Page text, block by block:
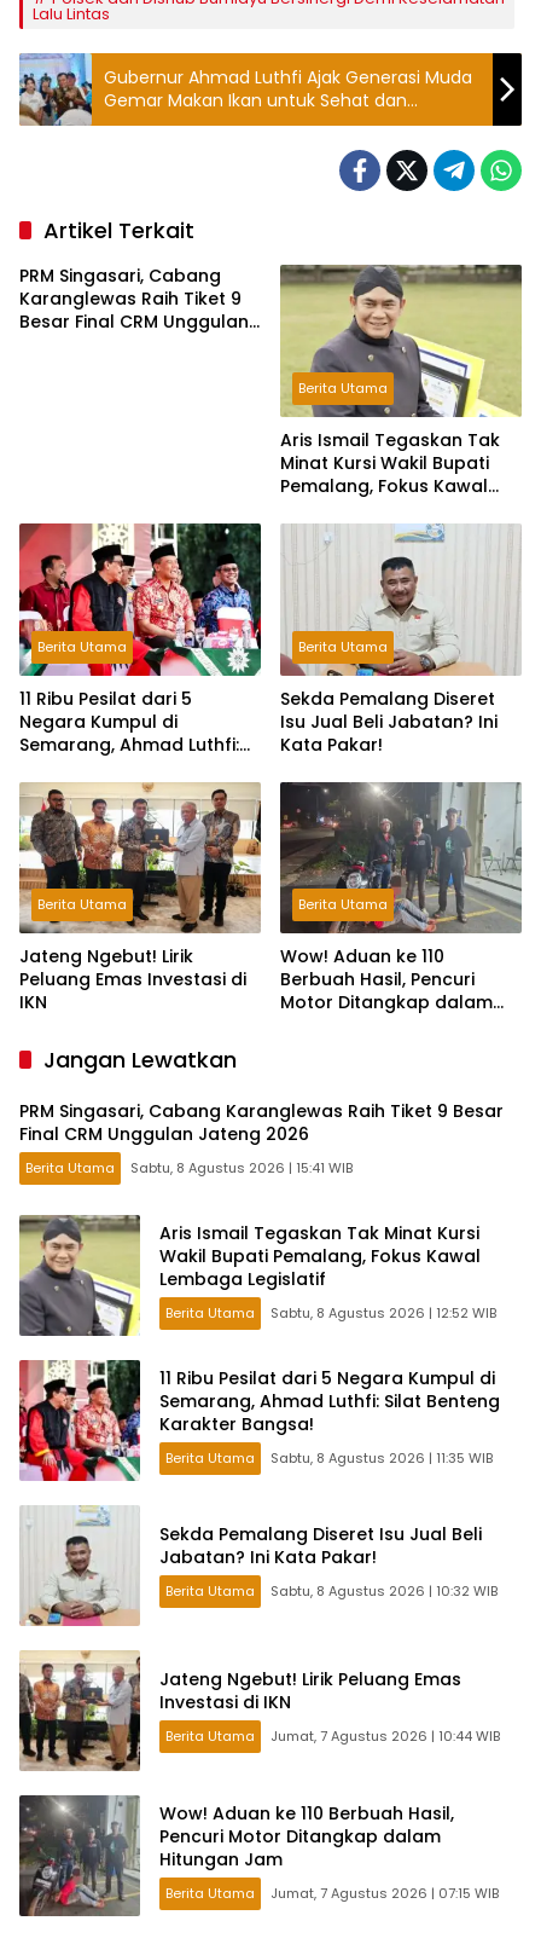
Lalu Lintas
Gubernur Ahmad Luthfi Ajak Generasi Muda
Gemar Makan Ikan untuk Sehat dan
Majukan Ekonomi Daerah
Artikel Terkait
PRM Singasari, Cabang
Karanglewas Raih Tiket 9
Besar Final CRM Unggulan
Berita Utama
Aris Ismail Tegaskan Tak
Minat Kursi Wakil Bupati
Pemalang, Fokus Kawal
Berita Utama
11 Ribu Pesilat dari 5
Negara Kumpul di
Semarang, Ahmad Luthfi:
Bangsa!
Berita Utama
Sekda Pemalang Diseret
Isu Jual Beli Jabatan? Ini
Kata Pakar!
Berita Utama
Jateng Ngebut! Lirik
Peluang Emas Investasi di
IKN
Berita Utama
Wow! Aduan ke 110
Berbuah Hasil, Pencuri
Motor Ditangkap dalam
Jangan Lewatkan
PRM Singasari, Cabang Karanglewas Raih Tiket 9 Besar
Final CRM Unggulan Jateng 2026
Berita Utama Sabtu, 8 Agustus 2026 | 15:41 WIB
Aris Ismail Tegaskan Tak Minat Kursi
Wakil Bupati Pemalang, Fokus Kawal
Lembaga Legislatif
Berita Utama Sabtu, 8 Agustus 2026 | 12:52 WIB
11 Ribu Pesilat dari 5 Negara Kumpul di
Semarang, Ahmad Luthfi: Silat Benteng
Karakter Bangsa!
Berita Utama Sabtu, 8 Agustus 2026 | 11:35 WIB
Sekda Pemalang Diseret Isu Jual Beli
Jabatan? Ini Kata Pakar!
Berita Utama Sabtu, 8 Agustus 2026 | 10:32 WIB
Jateng Ngebut! Lirik Peluang Emas
Investasi di IKN
Berita Utama Jumat, 7 Agustus 2026 | 10:44 WIB
Wow! Aduan ke 110 Berbuah Hasil,
Pencuri Motor Ditangkap dalam
Hitungan Jam
Berita Utama Jumat, 7 Agustus 2026 | 07:15 WIB